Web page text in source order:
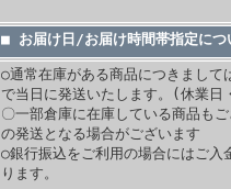
■ お届け日/お届け時間帯指定に
○通常在庫がある商品につきまして
で当日に発送いたします。(休業日
〇一部倉庫に在庫している商品も
の発送となる場合がございます
○銀行振込をご利用の場合にはご入
ります。